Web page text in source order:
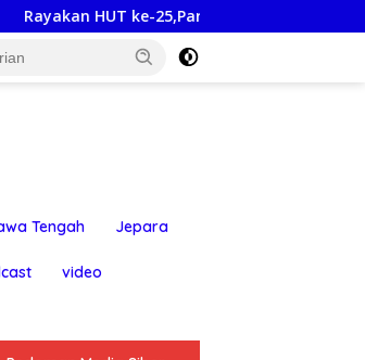
Demokrat Banyuwangi Ajak Warga
Tengah Jepara
video